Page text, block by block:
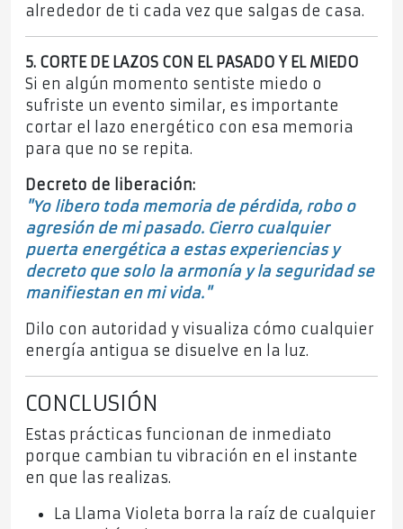
alrededor de ti cada vez que salgas de casa.
5. CORTE DE LAZOS CON EL PASADO Y EL MIEDO
Si en algún momento sentiste miedo o
sufriste un evento similar, es importante
cortar el lazo energético con esa memoria
para que no se repita.
Decreto de liberación:
"Yo libero toda memoria de pérdida, robo o
agresión de mi pasado. Cierro cualquier
puerta energética a estas experiencias y
decreto que solo la armonía y la seguridad se
manifiestan en mi vida."
Dilo con autoridad y visualiza cómo cualquier
energía antigua se disuelve en la luz.
CONCLUSIÓN
Estas prácticas funcionan de inmediato
porque cambian tu vibración en el instante
en que las realizas.
La Llama Violeta borra la raíz de cualquier